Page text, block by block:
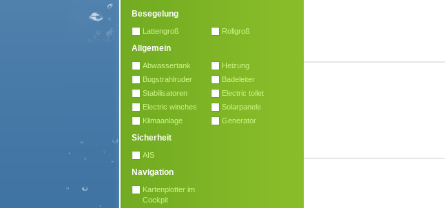
Besegelung
Lattengroß Rollgroß
Allgemein
Abwassertank
Heizung
Bugstrahlruder
Badeleiter
Stabilisatoren
Electric toilet
Electric winches
Solarpanele
Klimaanlage
Generator
Sicherheit
AIS
Navigation
Kartenplotter im
Cockpit